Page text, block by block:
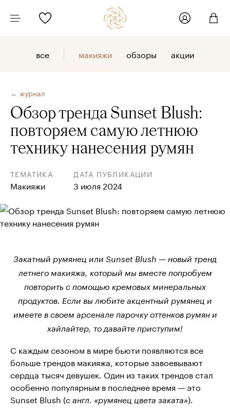
все макияжи обзоры акции
← журнал
Обзор тренда Sunset Blush:
повторяем самую летнюю
технику нанесения румян
ТЕМАТИКА
Макияжи
ДАТА ПУБЛИКАЦИИ
3 июля 2024
Закатный румянец или Sunset Blush — новый тренд
летнего макияжа, который мы вместе попробуем
повторить с помощью кремовых минеральных
продуктов. Если вы любите акцентный румянец и
имеете в своем арсенале парочку оттенков румян и
хайлайтер, то давайте приступим!
С каждым сезоном в мире бьюти появляются все
больше трендов макияжа, которые завоевывают
сердца тысяч девушек. Один из таких трендов стал
особенно популярным в последнее время — это
Sunset Blush (с англ. «румянец цвета заката»).